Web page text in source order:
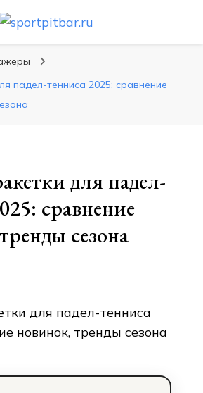
упражнения, правильные
программы тренировок
падел-тенниса 2025: сравнение
для падел-
сравнение
сезона